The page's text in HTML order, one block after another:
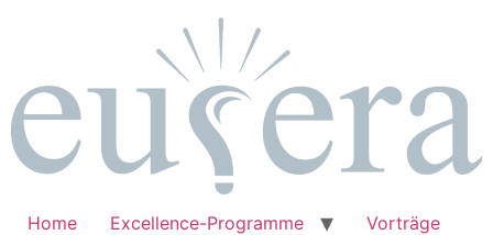
Home Excellence-Programme
Vorträge